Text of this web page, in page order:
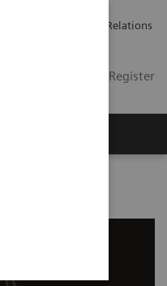
Investor Relations
Login / Register